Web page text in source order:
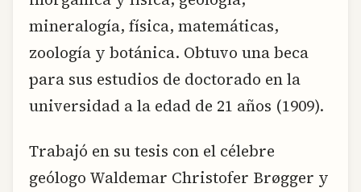
mineralogía, física, matemáticas,
zoología y botánica. Obtuvo una beca
para sus estudios de doctorado en la
universidad a la edad de 21 años (1909).
Trabajó en su tesis con el célebre
geólogo Waldemar Christofer Brøgger y